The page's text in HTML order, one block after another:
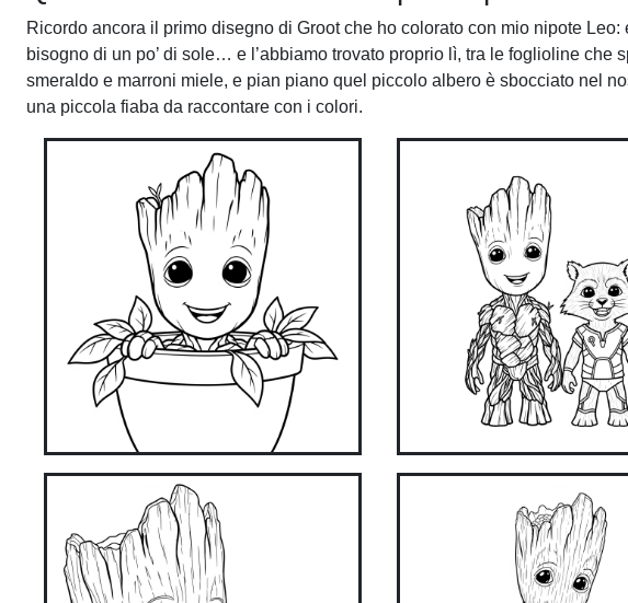
Ricordo ancora il primo disegno di Groot che ho colorato con mio nipote
bisogno di un po’ di sole… e l’abbiamo trovato proprio lì, tra le foglioline
smeraldo e marroni miele, e pian piano quel piccolo albero è sbocciato nel
una piccola fiaba da raccontare con i colori.